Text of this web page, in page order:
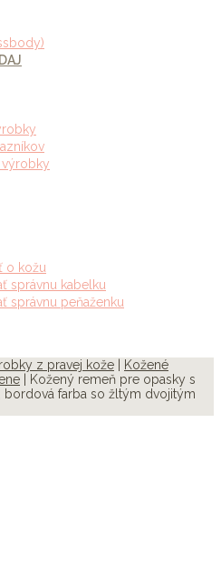
výrobky
o kožu
správnu kabelku
správnu peňaženku
z pravej kože
Kožené
| Kožený remeň pre opasky s
bordová farba so žltým dvojitým